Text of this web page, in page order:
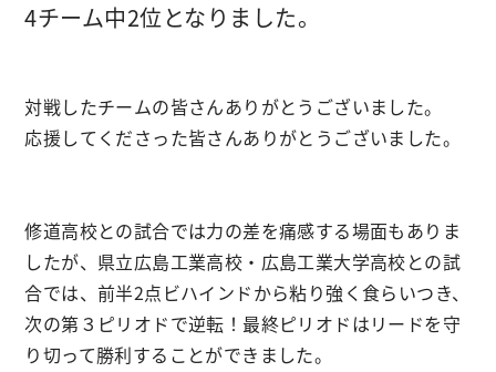
4チーム中2位となりました。
対戦したチームの皆さんありがとうございました。
応援してくださった皆さんありがとうございました。
修道高校との試合では力の差を痛感する場面もありま
したが、県立広島工業高校・広島工業大学高校との試
合では、前半2点ビハインドから粘り強く食らいつき、
次の第３ピリオドで逆転！最終ピリオドはリードを守
り切って勝利することができました。